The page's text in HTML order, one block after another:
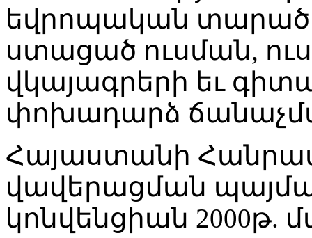
եվրոպական
ստացած ուսման,
վկայագրերի եւ
փոխադարձ
Հայաստանի
վավերացման
կոնվենցիան 2000թ.